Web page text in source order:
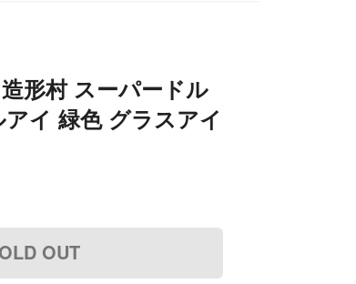
形村 スーパードル
イ 緑色 グラスアイ
OUT